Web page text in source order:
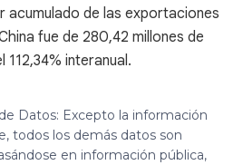
acumulado de las exportaciones
fue de 280,42 millones de
interanual.
Datos: Excepto la información
todos los demás datos son
en información pública,